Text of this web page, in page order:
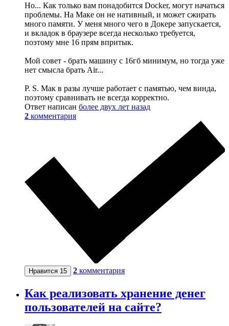
Но... Как только вам понадобится Docker, могут начаться
проблемы. На Маке он не нативный, и может сжирать
много памяти. У меня много чего в Докере запускается,
и вкладок в браузере всегда несколько требуется,
поэтому мне 16 прям впритык.
Мой совет - брать машину с 16гб минимум, но тогда уже
нет смысла брать Air...
P. S. Мак в разы лучше работает с памятью, чем винда,
поэтому сравнивать не всегда корректно.
Ответ написан более двух лет назад
2 комментария
Нравится 15 2 комментария
Как реализовать хранение денег
пользователей на сайте?